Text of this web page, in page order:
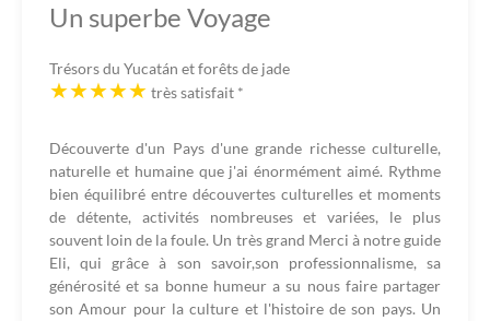
Un superbe Voyage
Trésors du Yucatán et forêts de jade
très satisfait *
Découverte d'un Pays d'une grande richesse culturelle,
naturelle et humaine que j'ai énormément aimé. Rythme
bien équilibré entre découvertes culturelles et moments
de détente, activités nombreuses et variées, le plus
souvent loin de la foule. Un très grand Merci à notre guide
Eli, qui grâce à son savoir,son professionnalisme, sa
générosité et sa bonne humeur a su nous faire partager
son Amour pour la culture et l'histoire de son pays. Un